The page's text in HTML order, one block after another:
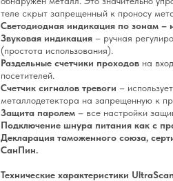
теле скрыт запрещенный к проносу
Светодиодная индикация по зонам –
Звуковая индикация – ручная
(простота использования).
Раздельные счетчики проходов на
посетителей.
Счетчик сигналов тревоги –
металлодетектора на запрещенную к
Защита паролем – все настройки
Подключение шнура питания как с
Декларация таможенного союза,
СанПин.
Технические характеристики